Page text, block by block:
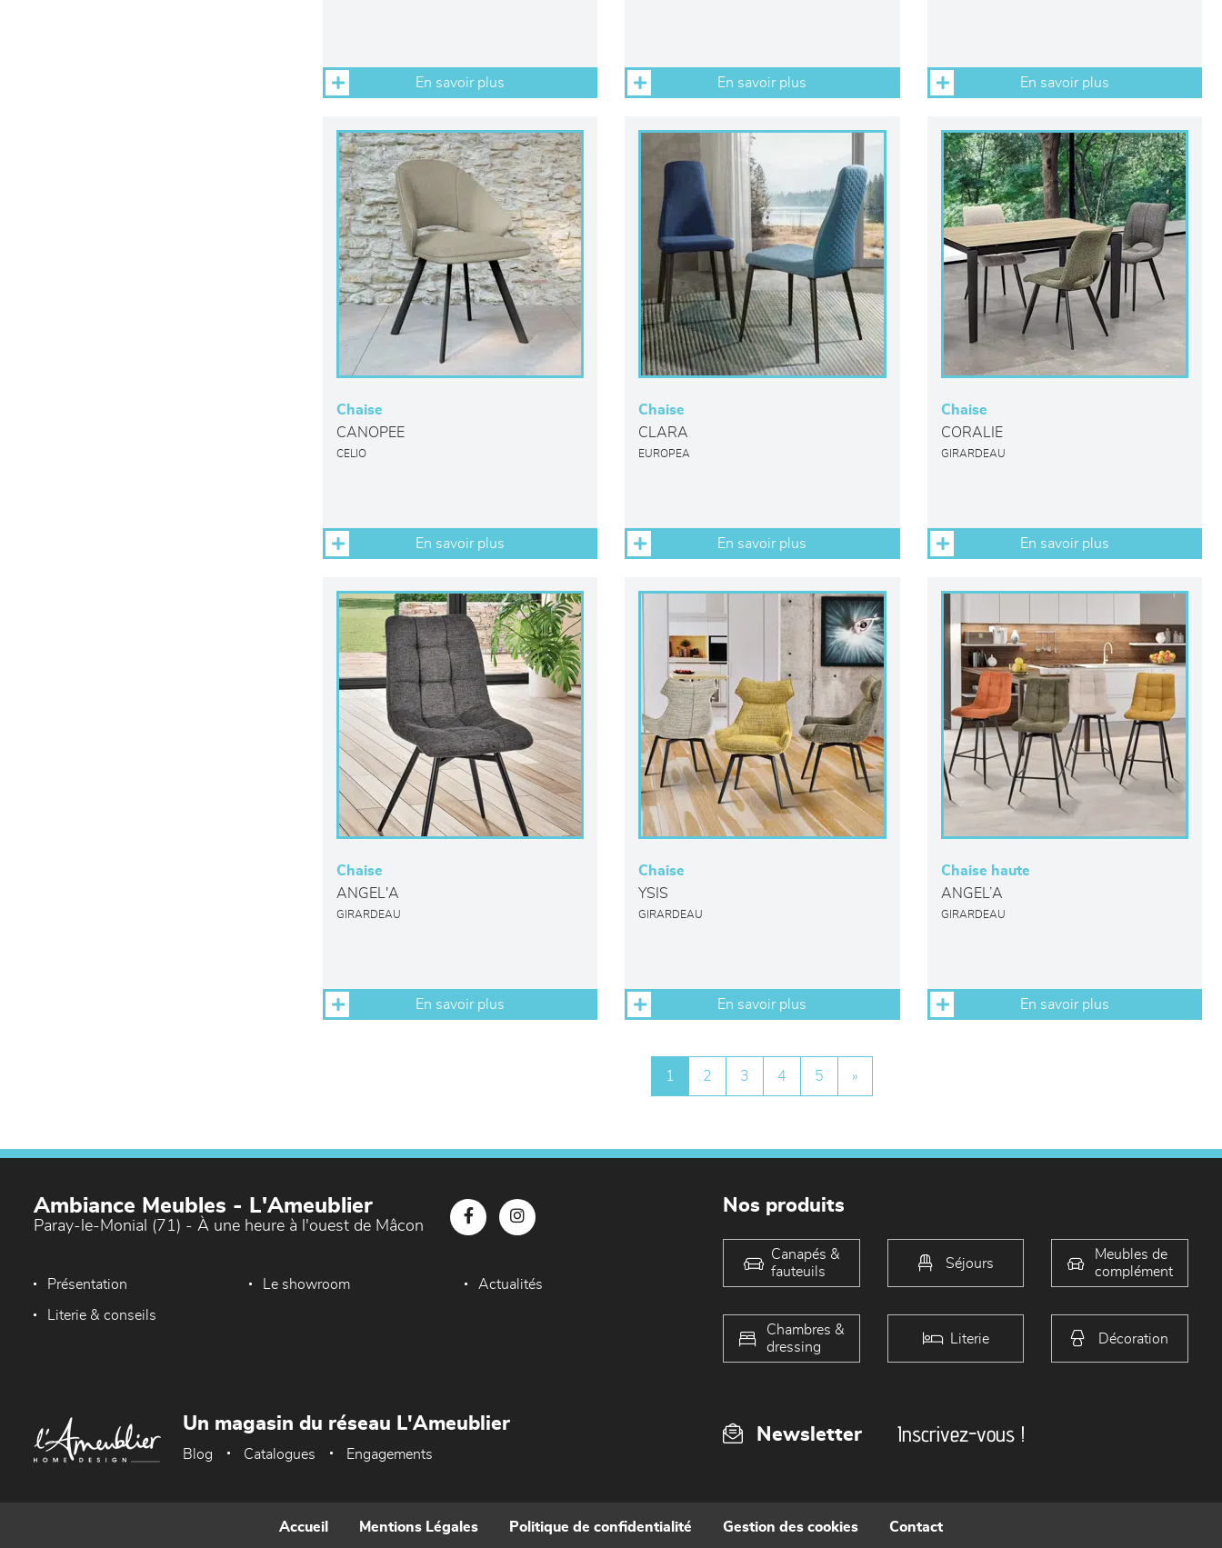
En savoir plus En savoir plus En savoir plus
Chaise
CANOPEE
CELIO
En savoir plus
Chaise
CLARA
EUROPEA
En savoir plus
Chaise
CORALIE
GIRARDEAU
En savoir plus
Chaise
ANGEL'A
GIRARDEAU
En savoir plus
Chaise
YSIS
GIRARDEAU
En savoir plus
Chaise haute
ANGEL’A
GIRARDEAU
En savoir plus
1 2 3 4 5 »
Ambiance Meubles - L'Ameublier
Paray-le-Monial (71) - À une heure à l'ouest de Mâcon
Présentation Le showroom Actualités
Literie & conseils
Nos produits
Canapés &
fauteuils
Séjours
Meubles de
complément
Chambres &
dressing
Literie Décoration
Newsletter Inscrivez-vous !
Un magasin du réseau L'Ameublier
Blog Catalogues Engagements
Accueil Mentions Légales Politique de confidentialité Gestion des cookies Contact